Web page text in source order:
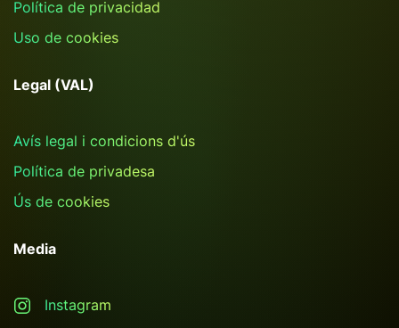
Política de privacidad
Uso de cookies
Legal (VAL)
Avís legal i condicions d'ús
Política de privadesa
Ús de cookies
Media
Instagram